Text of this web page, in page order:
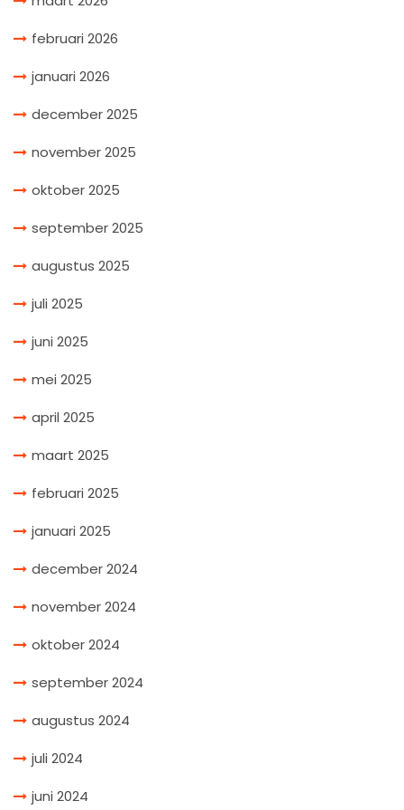
februari 2026
januari 2026
december 2025
november 2025
oktober 2025
september 2025
augustus 2025
juli 2025
juni 2025
mei 2025
april 2025
maart 2025
februari 2025
januari 2025
december 2024
november 2024
oktober 2024
september 2024
augustus 2024
juli 2024
juni 2024